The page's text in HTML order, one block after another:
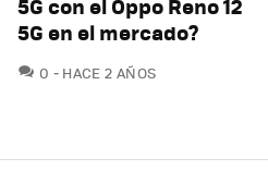
5G con el Oppo Reno 12
5G en el mercado?
0 COMENTARIOS
HACE 2 AÑOS